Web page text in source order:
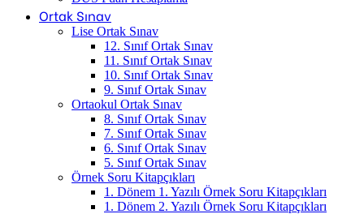
Ortak Sınav
Lise Ortak Sınav
12. Sınıf Ortak Sınav
11. Sınıf Ortak Sınav
10. Sınıf Ortak Sınav
9. Sınıf Ortak Sınav
Ortaokul Ortak Sınav
8. Sınıf Ortak Sınav
7. Sınıf Ortak Sınav
6. Sınıf Ortak Sınav
5. Sınıf Ortak Sınav
Örnek Soru Kitapçıkları
1. Dönem 1. Yazılı Örnek Soru Kitapçıkları
1. Dönem 2. Yazılı Örnek Soru Kitapçıkları